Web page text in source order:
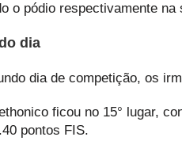
o pódio respectivamente
dia
dia de competição, os
ficou no 15° lugar,
pontos FIS.